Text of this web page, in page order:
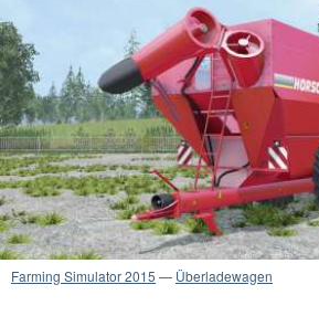
Farming Simulator 2015 — Überladewagen